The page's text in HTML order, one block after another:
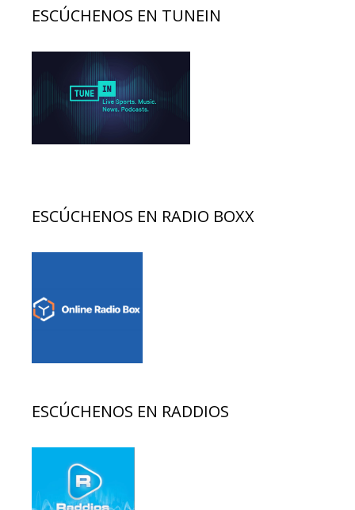
ESCÚCHENOS EN TUNEIN
ESCÚCHENOS EN RADIO BOXX
ESCÚCHENOS EN RADDIOS